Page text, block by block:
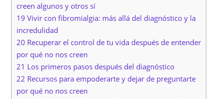
creen algunos y otros sí
19 Vivir con fibromialgia: más allá del diagnóstico y la
incredulidad
20 Recuperar el control de tu vida después de entender
por qué no nos creen
21 Los primeros pasos después del diagnóstico
22 Recursos para empoderarte y dejar de preguntarte
por qué no nos creen